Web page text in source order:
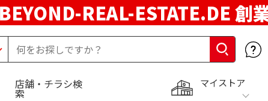
BEYOND-REAL-ESTATE.DE 創
マイストア
店舗・チラシ検
索